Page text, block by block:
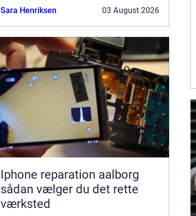
Med den rette hjælp fra dit malerfirma i
Sara Henriksen 03 August 2026
Iphone reparation aalborg
sådan vælger du det rette
værksted